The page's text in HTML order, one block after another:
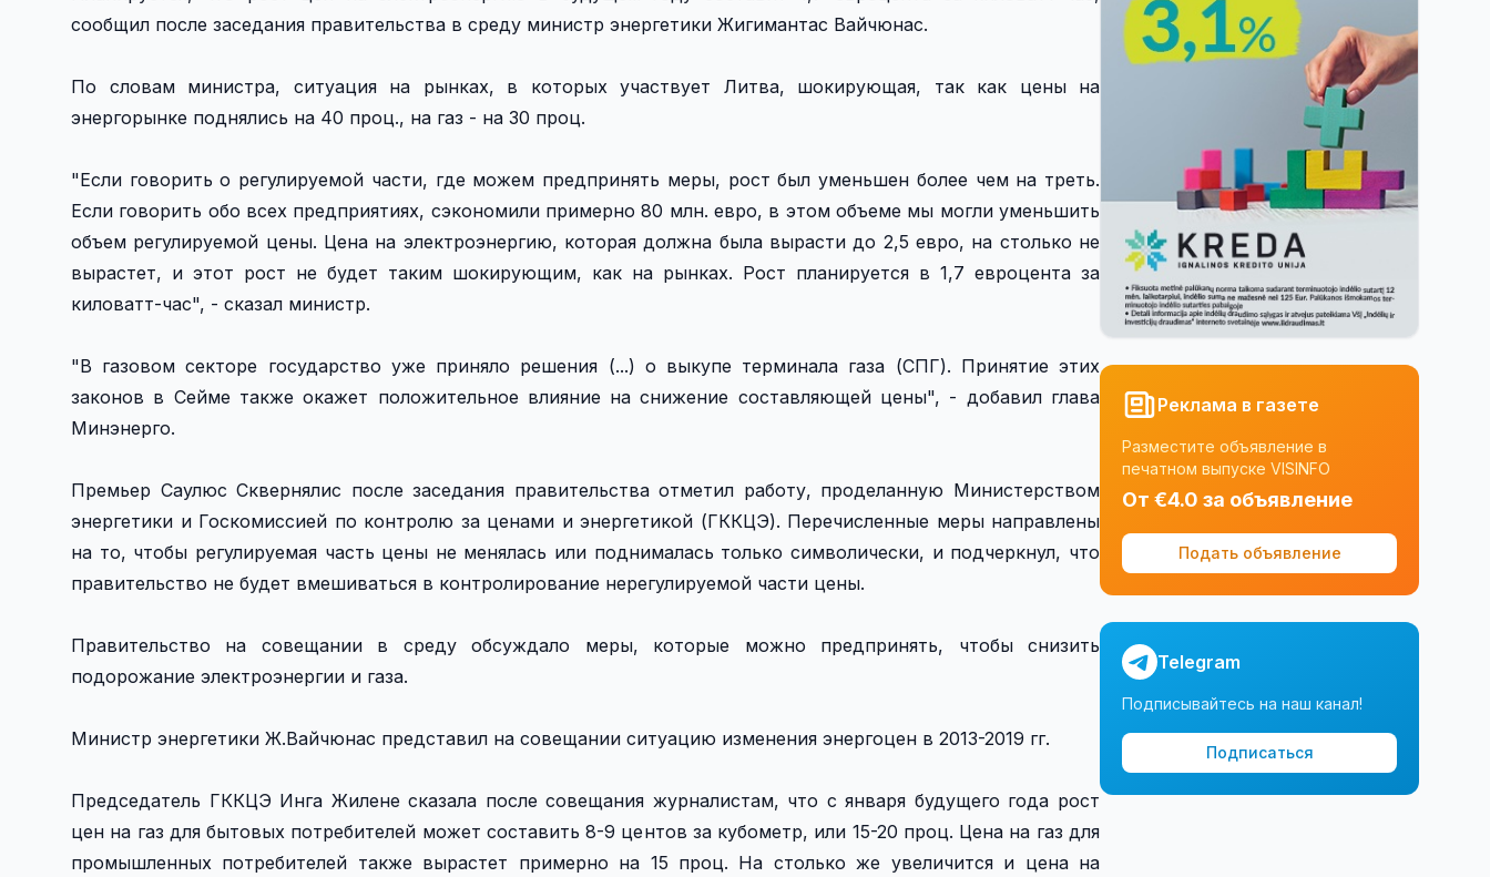
сообщил после заседания правительства в среду министр энергетики Жигимантас Вайчюнас.
По словам министра, ситуация на рынках, в которых участвует Литва, шокирующая, так как цены на
энергорынке поднялись на 40 проц., на газ - на 30 проц.
"Если говорить о регулируемой части, где можем предпринять меры, рост был уменьшен более чем на треть.
Если говорить обо всех предприятиях, сэкономили примерно 80 млн. евро, в этом объеме мы могли уменьшить
объем регулируемой цены. Цена на электроэнергию, которая должна была вырасти до 2,5 евро, на столько не
вырастет, и этот рост не будет таким шокирующим, как на рынках. Рост планируется в 1,7 евроцента за
киловатт-час", - сказал министр.
"В газовом секторе государство уже приняло решения (...) о выкупе терминала газа (СПГ). Принятие этих
законов в Сейме также окажет положительное влияние на снижение составляющей цены", - добавил глава
Минэнерго.
Премьер Саулюс Сквернялис после заседания правительства отметил работу, проделанную Министерством
энергетики и Госкомиссией по контролю за ценами и энергетикой (ГККЦЭ). Перечисленные меры направлены
на то, чтобы регулируемая часть цены не менялась или поднималась только символически, и подчеркнул, что
правительство не будет вмешиваться в контролирование нерегулируемой части цены.
Правительство на совещании в среду обсуждало меры, которые можно предпринять, чтобы снизить
подорожание электроэнергии и газа.
Министр энергетики Ж.Вайчюнас представил на совещании ситуацию изменения энергоцен в 2013-2019 гг.
Председатель ГККЦЭ Инга Жилене сказала после совещания журналистам, что с января будущего года рост
цен на газ для бытовых потребителей может составить 8-9 центов за кубометр, или 15-20 проц. Цена на газ для
промышленных потребителей также вырастет примерно на 15 проц. На столько же увеличится и цена на
Реклама в газете
Разместите объявление в
печатном выпуске VISINFO
От €4.0 за объявление
Подать объявление
Telegram
Подписывайтесь на наш канал!
Подписаться